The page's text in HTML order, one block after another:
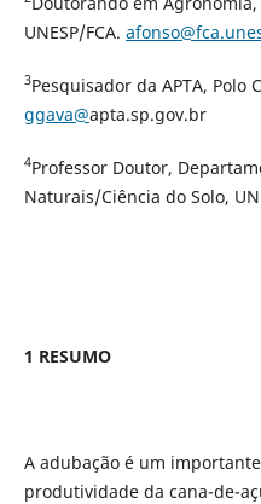
UNESP/FCA.
3Pesquisador da APTA, Polo
ggava@apta.sp.gov.br
4Professor Doutor,
Naturais/Ciência do Solo,
1 RESUMO
A adubação é um
produtividade da cana-de-